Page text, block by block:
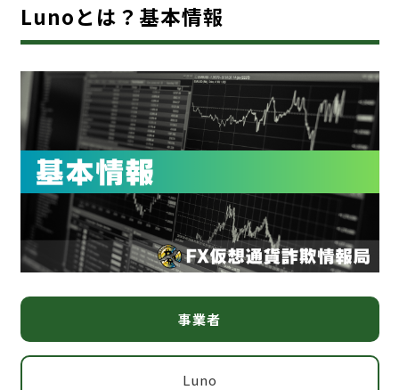
Lunoとは？基本情報
事業者
Luno